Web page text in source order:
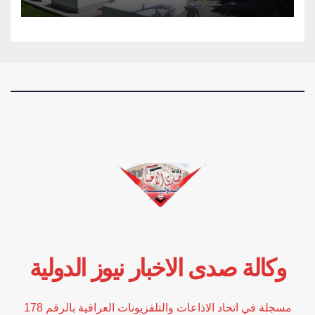
وكالة صدى الاخبار نيوز الدولية
مسجلة في اتحاد الاذاعات والتلفزيونات العراقية بالرقم 178